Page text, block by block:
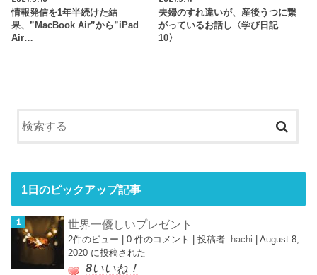
情報発信を1年半続けた結
果、”MacBook Air”から”iPad
Air…
夫婦のすれ違いが、産後うつに繋
がっているお話し〈学び日記
10〉
1日のピックアップ記事
世界一優しいプレゼント
2件のビュー |0 件のコメント |投稿者: hachi |August 8,
2020 に投稿された
8いいね！